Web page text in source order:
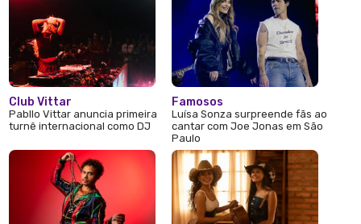
Club Vittar
Pabllo Vittar anuncia primeira
turnê internacional como DJ
Famosos
Luísa Sonza surpreende fãs ao
cantar com Joe Jonas em São
Paulo